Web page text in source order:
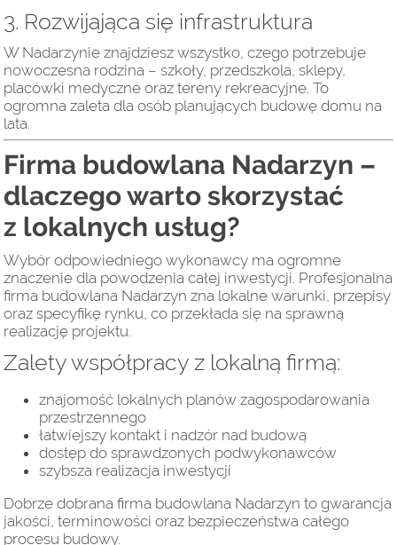
3. Rozwijająca się infrastruktura
W Nadarzynie znajdziesz wszystko, czego potrzebuje
nowoczesna rodzina – szkoły, przedszkola, sklepy,
placówki medyczne oraz tereny rekreacyjne. To
ogromna zaleta dla osób planujących budowę domu na
lata.
Firma budowlana Nadarzyn –
dlaczego warto skorzystać
z lokalnych usług?
Wybór odpowiedniego wykonawcy ma ogromne
znaczenie dla powodzenia całej inwestycji. Profesjonalna
firma budowlana Nadarzyn zna lokalne warunki, przepisy
oraz specyfikę rynku, co przekłada się na sprawną
realizację projektu.
Zalety współpracy z lokalną firmą:
znajomość lokalnych planów zagospodarowania
przestrzennego
łatwiejszy kontakt i nadzór nad budową
dostęp do sprawdzonych podwykonawców
szybsza realizacja inwestycji
Dobrze dobrana firma budowlana Nadarzyn to gwarancja
jakości, terminowości oraz bezpieczeństwa całego
procesu budowy.